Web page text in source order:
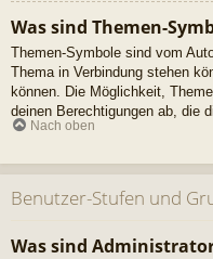
Was sind Themen-
Themen-Symbole sind vom
Thema in Verbindung stehen
können. Die Möglichkeit,
deinen Berechtigungen ab, die
Nach oben
Benutzer-Stufen und
Was sind